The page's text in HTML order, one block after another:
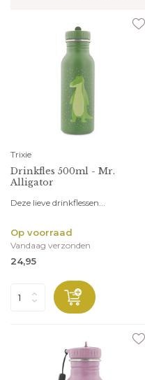
Trixie
Drinkfles 500ml - Mr.
Alligator
Deze lieve drinkflessen...
Op voorraad
Vandaag verzonden
24,95